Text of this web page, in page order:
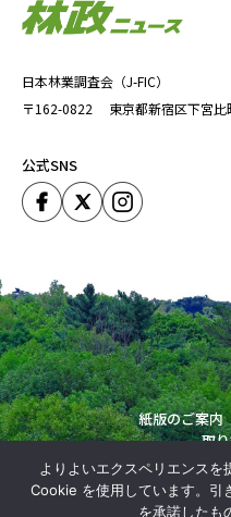
日本林業調査会（J-FIC）
〒162-0822
東京都新宿区下宮比
公式SNS
紙版のご案内
取
Copyright (C) Japan Forestry
よりよいエクスペリエンス
Cookie を使用しています。引
を承諾したも